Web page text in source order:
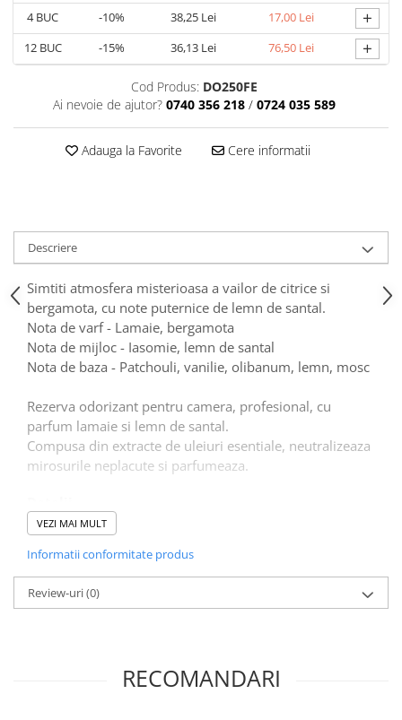
Articole Natur + Albe
Boluri
Articole din Hartie
Catering
Hartie Copt
Port Tacam
Pungi Catering
Articole din Lemn
Accesorii
Tacamuri
Articole din Plastic PET
Caserole
Sosiere
Pahare
Articole din Trestie de Zahar
Saci Menajeri
Articole din Carton Alb
Pahare
Tavite
4BUC -10% 38,25 Lei 17,00 Lei +
12BUC -15% 36,13 Lei 76,50 Lei +
Cod Produs: DO250FE
Ai nevoie de ajutor? 0740 356 218 / 0724 035 589
Adauga la Favorite Cere informatii
Descriere
Simtiti atmosfera misterioasa a vailor de citrice si
bergamota, cu note puternice de lemn de santal.
Nota de varf - Lamaie, bergamota
Nota de mijloc - Iasomie, lemn de santal
Nota de baza - Patchouli, vanilie, olibanum, lemn, mosc
Rezerva odorizant pentru camera, profesional, cu
parfum lamaie si lemn de santal.
Compusa din extracte de uleiuri esentiale, neutralizeaza
mirosurile neplacute si parfumeaza.
3000 de pulverizari
VEZI MAI MULT
Informatii conformitate produs
Review-uri(0)
RECOMANDARI